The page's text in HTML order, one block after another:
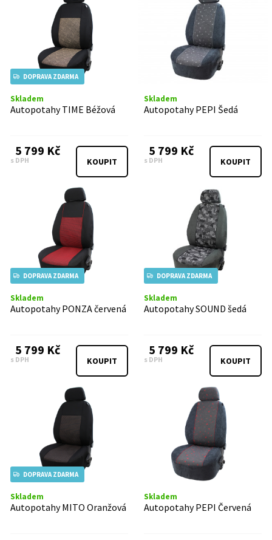
DOPRAVA ZDARMA
Skladem
Autopotahy TIME Béžová
5 799 Kč
s DPH KOUPIT
Skladem
Autopotahy PEPI Šedá
5 799 Kč
s DPH KOUPIT
DOPRAVA ZDARMA
Skladem
Autopotahy PONZA červená
5 799 Kč
s DPH KOUPIT
DOPRAVA ZDARMA
Skladem
Autopotahy SOUND šedá
5 799 Kč
s DPH KOUPIT
DOPRAVA ZDARMA
Skladem
Autopotahy MITO Oranžová
Skladem
Autopotahy PEPI Červená